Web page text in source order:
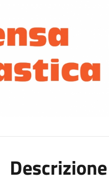
Descrizione